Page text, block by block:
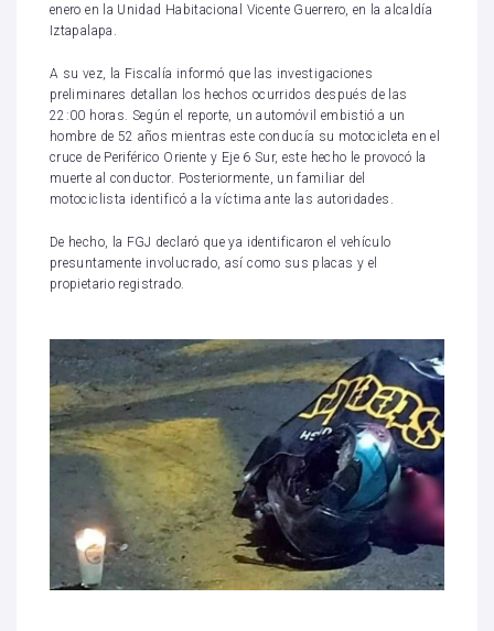
enero en la Unidad Habitacional Vicente Guerrero, en la alcaldía
Iztapalapa.
A su vez, la Fiscalía informó que las investigaciones
preliminares detallan los hechos ocurridos después de las
22:00 horas. Según el reporte, un automóvil embistió a un
hombre de 52 años mientras este conducía su motocicleta en el
cruce de Periférico Oriente y Eje 6 Sur, este hecho le provocó la
muerte al conductor. Posteriormente, un familiar del
motociclista identificó a la víctima ante las autoridades.
De hecho, la FGJ declaró que ya identificaron el vehículo
presuntamente involucrado, así como sus placas y el
propietario registrado.